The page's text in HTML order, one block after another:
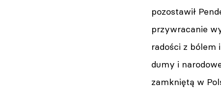
pozostawił
przywracanie
radości z bólem
dumy i
zamkniętą w